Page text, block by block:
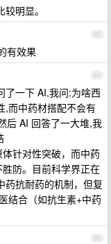
明显。
83
有效果
84
了一下 AI,我问:为啥西
,而中药材搭配不会有
后 AI 回答了一大堆,我
针对性突破，而中药
防。目前科学界正在
药抗耐药的机制，但复
结合（如抗生素+中药
85